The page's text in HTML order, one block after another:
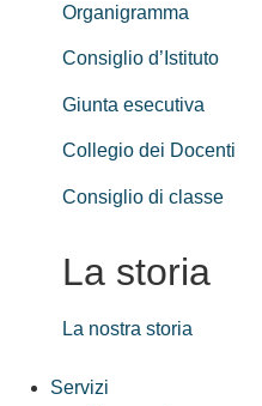
Organigramma
Consiglio d’Istituto
Giunta esecutiva
Collegio dei Docenti
Consiglio di classe
La storia
La nostra storia
Servizi